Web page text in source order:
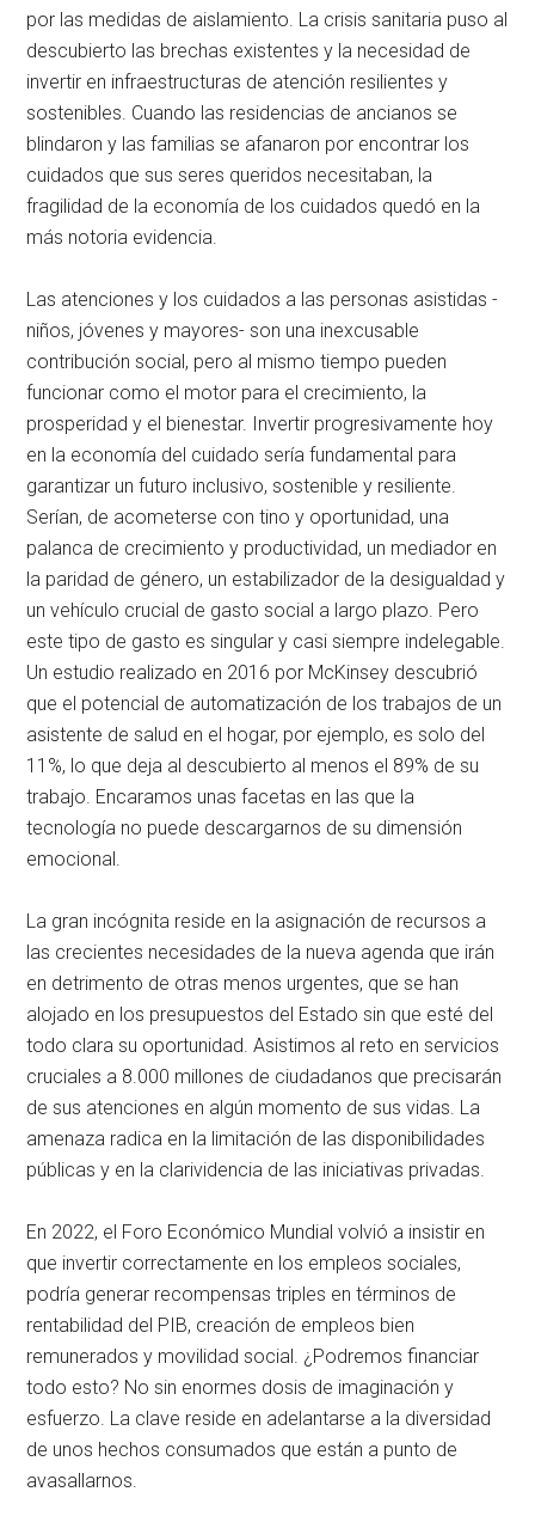
por las medidas de aislamiento. La crisis sanitaria puso al
descubierto las brechas existentes y la necesidad de
invertir en infraestructuras de atención resilientes y
sostenibles. Cuando las residencias de ancianos se
blindaron y las familias se afanaron por encontrar los
cuidados que sus seres queridos necesitaban, la
fragilidad de la economía de los cuidados quedó en la
más notoria evidencia.
Las atenciones y los cuidados a las personas asistidas -
niños, jóvenes y mayores- son una inexcusable
contribución social, pero al mismo tiempo pueden
funcionar como el motor para el crecimiento, la
prosperidad y el bienestar. Invertir progresivamente hoy
en la economía del cuidado sería fundamental para
garantizar un futuro inclusivo, sostenible y resiliente.
Serían, de acometerse con tino y oportunidad, una
palanca de crecimiento y productividad, un mediador en
la paridad de género, un estabilizador de la desigualdad y
un vehículo crucial de gasto social a largo plazo. Pero
este tipo de gasto es singular y casi siempre indelegable.
Un estudio realizado en 2016 por McKinsey descubrió
que el potencial de automatización de los trabajos de un
asistente de salud en el hogar, por ejemplo, es solo del
11%, lo que deja al descubierto al menos el 89% de su
trabajo. Encaramos unas facetas en las que la
tecnología no puede descargarnos de su dimensión
emocional.
La gran incógnita reside en la asignación de recursos a
las crecientes necesidades de la nueva agenda que irán
en detrimento de otras menos urgentes, que se han
alojado en los presupuestos del Estado sin que esté del
todo clara su oportunidad. Asistimos al reto en servicios
cruciales a 8.000 millones de ciudadanos que precisarán
de sus atenciones en algún momento de sus vidas. La
amenaza radica en la limitación de las disponibilidades
públicas y en la clarividencia de las iniciativas privadas.
En 2022, el Foro Económico Mundial volvió a insistir en
que invertir correctamente en los empleos sociales,
podría generar recompensas triples en términos de
rentabilidad del PIB, creación de empleos bien
remunerados y movilidad social. ¿Podremos financiar
todo esto? No sin enormes dosis de imaginación y
esfuerzo. La clave reside en adelantarse a la diversidad
de unos hechos consumados que están a punto de
avasallarnos.